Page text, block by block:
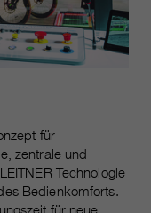
für
zentrale und
Technologie
Bedienkomforts.